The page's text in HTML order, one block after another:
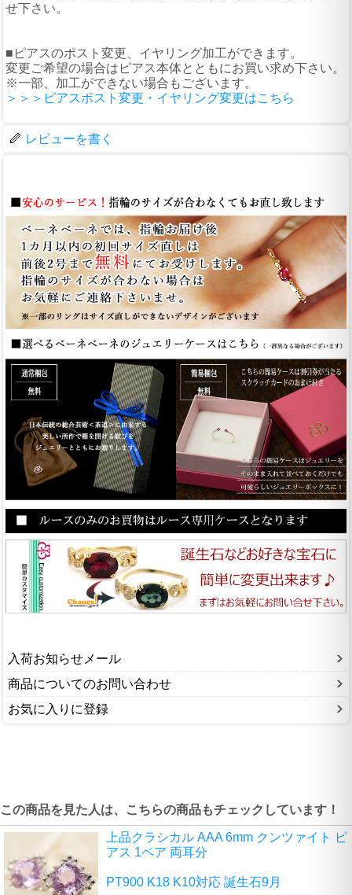
せ下さい。
■ピアスのポスト変更、イヤリング加工ができます。
変更ご希望の場合はピアス本体とともにお買い求め下さい。
※一部、加工ができない場合もございます。
＞＞＞ピアスポスト変更・イヤリング変更はこちら
レビューを書く
入荷お知らせメール
商品についてのお問い合わせ
お気に入りに登録
この商品を見た人は、こちらの商品もチェックしています！
上品クラシカル AAA 6mm クンツァイト ピ
アス 1ペア 両耳分
PT900 K18 K10対応 誕生石9月